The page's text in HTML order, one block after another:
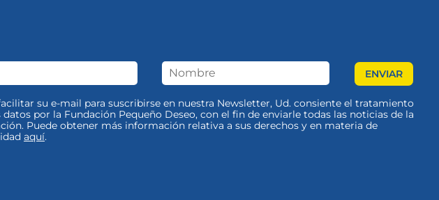
su e-mail para suscribirse en nuestra Newsletter, Ud. consiente el tratamiento
datos por la Fundación Pequeño Deseo, con el fin de enviarle todas las noticias de la
Puede obtener más información relativa a sus derechos y en materia de
aquí.